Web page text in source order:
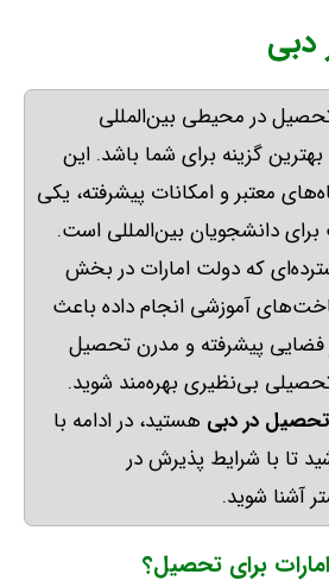
در محیطی بین‌المللی
گزینه برای شما باشد. این
معتبر و امکانات پیشرفته، یکی
دانشجویان بین‌المللی است.
که دولت امارات در بخش
آموزشی انجام داده باعث
فضایی پیشرفته و مدرن تحصیل
بی‌نظیری بهره‌مند شوید.
تحصیل دردبی هستید، در ادامه با
تا با شرایط پذیرش در
آشنا شوید.
برای تحصیل؟